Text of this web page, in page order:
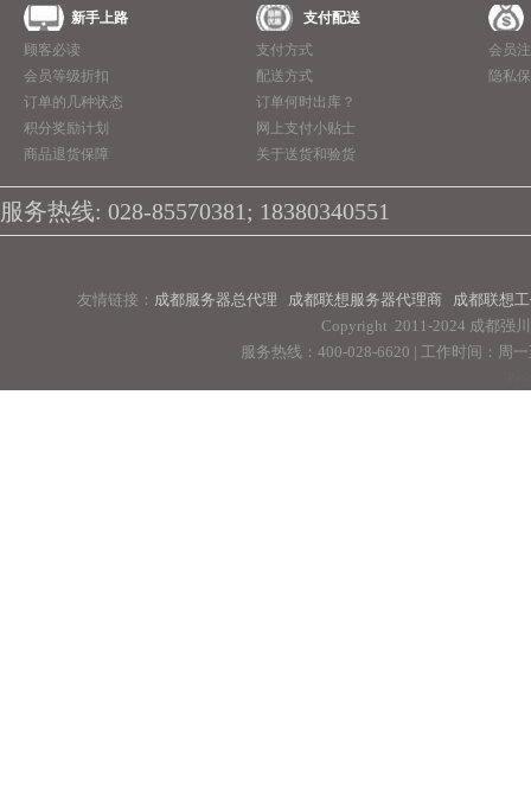
新手上路
顾客必读
会员等级折扣
订单的几种状态
积分奖励计划
商品退货保障
支付配送
支付方式
配送方式
订单何时出库？
网上支付小贴士
关于送货和验货
会员
隐私
服务热线: 028-85570381; 18380340551
友情链接： 成都服务器总代理 成都联想服务器代理商
成都联想
Copyright 2011-2024 成都强
服务热线：400-028-6620 | 工作时间：周